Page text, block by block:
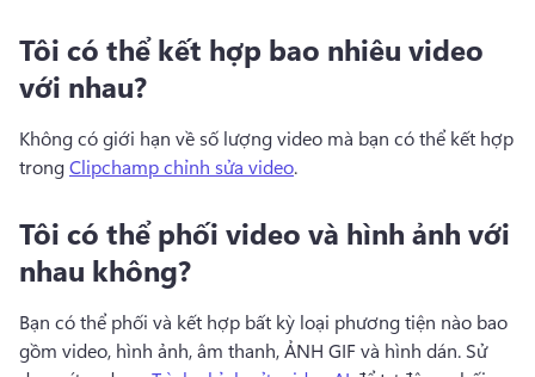
Tôi có thể kết hợp bao nhiêu video
với nhau?
Không có giới hạn về số lượng video mà bạn có thể kết hợp
trong Clipchamp chỉnh sửa video.
Tôi có thể phối video và hình ảnh với
nhau không?
Bạn có thể phối và kết hợp bất kỳ loại phương tiện nào bao
gồm video, hình ảnh, âm thanh, ẢNH GIF và hình dán. Sử